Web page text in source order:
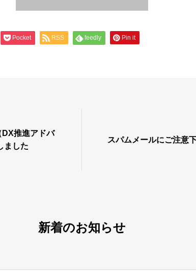
Pocket RSS feedly Pin it
推進アドバ
ました
スパムメールにご注意
新着のお知らせ